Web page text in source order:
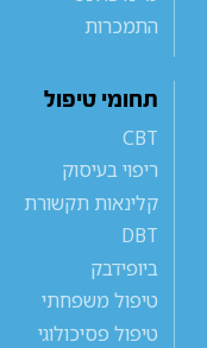
התמכרות
תחומי טיפול
CBT
ריפוי בעיסוק
קלינאות תקשורת
DBT
ביופידבק
טיפול משפחתי
טיפול פסיכולוגי